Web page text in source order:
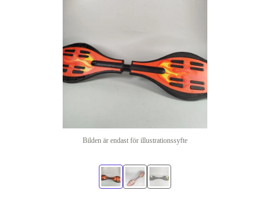
Bilden är endast för illustrationssyfte